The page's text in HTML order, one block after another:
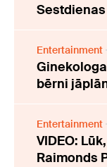
Entertainment
bērni
Entertainment
VIDEO:
Raimonds